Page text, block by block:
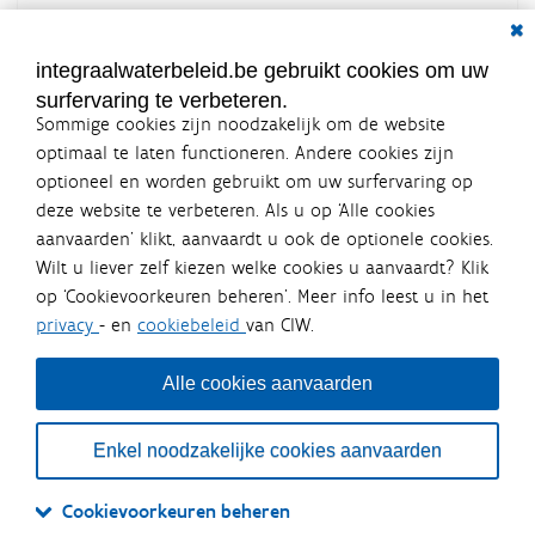
LOGIN VEREIST
integraalwaterbeleid.be gebruikt cookies om uw
surfervaring te verbeteren.
Sommige cookies zijn noodzakelijk om de website
optimaal te laten functioneren. Andere cookies zijn
optioneel en worden gebruikt om uw surfervaring op
deze website te verbeteren. Als u op ‘Alle cookies
aanvaarden’ klikt, aanvaardt u ook de optionele cookies.
Wilt u liever zelf kiezen welke cookies u aanvaardt? Klik
op ‘Cookievoorkeuren beheren’. Meer info leest u in het
privacy - en cookiebeleid van CIW.
Alle cookies aanvaarden
Enkel noodzakelijke cookies aanvaarden
Cookievoorkeuren beheren
Integraalwaterbeleid.be is een
officiële website van de Vlaamse
overheid
uitgegeven door Coördinatiecommissie Integraal
Waterbeleid
De Coördinatiecommissie Integraal Waterbeleid (CIW) is een
bestuursniveaus die bij het waterbeleid betrokken zijn. Ook
waterbedrijven nemen deel aan het overleg. Deze
samenwerking zorgt voor een gecoördineerde en
geïntegreerde aanpak van het waterbeleid en waterbeheer
in Vlaanderen.
OVER CIW DISCLAIMER PRIVACY